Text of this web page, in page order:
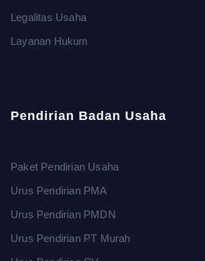
Legalitas Usaha
Layanan Hukum
Pendirian Badan Usaha
Paket Pendirian Usaha
Urus Pendirian PMA
Urus Pendirian PMDN
Urus Pendirian PT Murah